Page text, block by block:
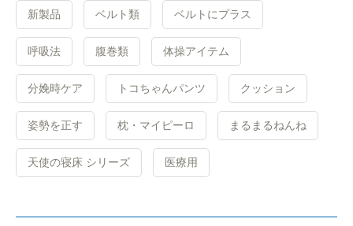
新製品 ベルト類 ベルトにプラス
呼吸法 腹巻類 体操アイテム
分娩時ケア トコちゃんパンツ クッション
姿勢を正す 枕・マイピーロ まるまるねんね
天使の寝床 シリーズ 医療用